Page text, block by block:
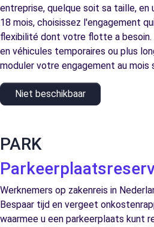
entreprise, quelque soit sa taille, en
18 mois, choisissez l'engagement
flexibilité dont votre flotte a besoin.
en véhicules temporaires ou plus
moduler votre engagement au
Niet beschikbaar
PARK
Werknemers op zakenreis in
Bespaar tijd en vergeet
waarmee u een parkeerplaats kunt